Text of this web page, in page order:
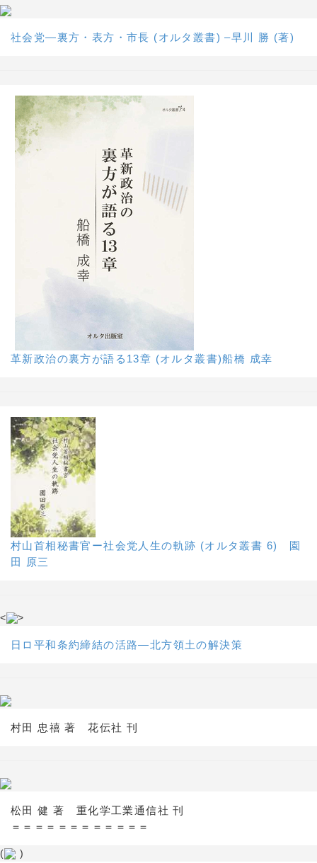
社会党―裏方・表方・市長 (オルタ叢書) –早川 勝 (著)
革新政治の裏方が語る13章 (オルタ叢書)船橋 成幸
村山首相秘書官ー社会党人生の軌跡 (オルタ叢書 6) 園
田 原三
< >
日ロ平和条約締結の活路―北方領土の解決策
村田 忠禧 著 花伝社 刊
松田 健 著 重化学工業通信社 刊
＝＝＝＝＝＝＝＝＝＝＝＝
( )